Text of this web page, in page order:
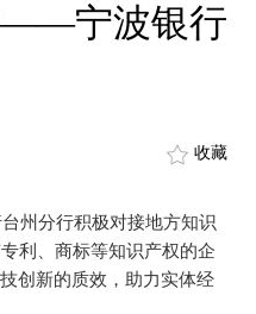
宁波银行
收藏
州分行积极对接地方知识
利、商标等知识产权的企
创新的质效，助力实体经